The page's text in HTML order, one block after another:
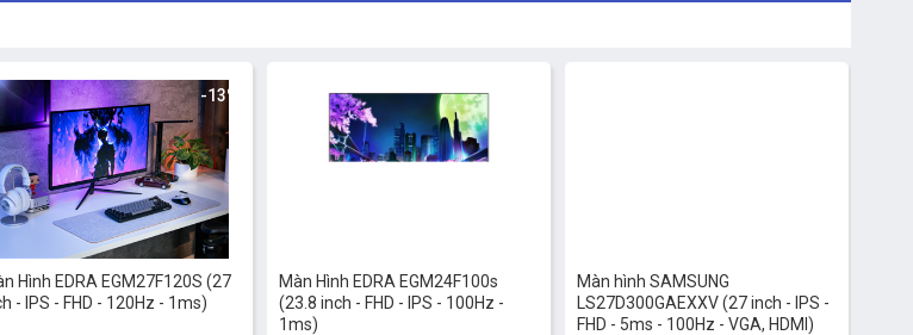
Hình EDRA EGM27F120S (27
- IPS - FHD - 120Hz - 1ms)
-13%
Màn Hình EDRA EGM24F100s
(23.8 inch - FHD - IPS - 100Hz -
1ms)
Màn hình SAMSUNG
LS27D300GAEXXV (27 inch - IPS -
FHD - 5ms - 100Hz - VGA, HDMI)